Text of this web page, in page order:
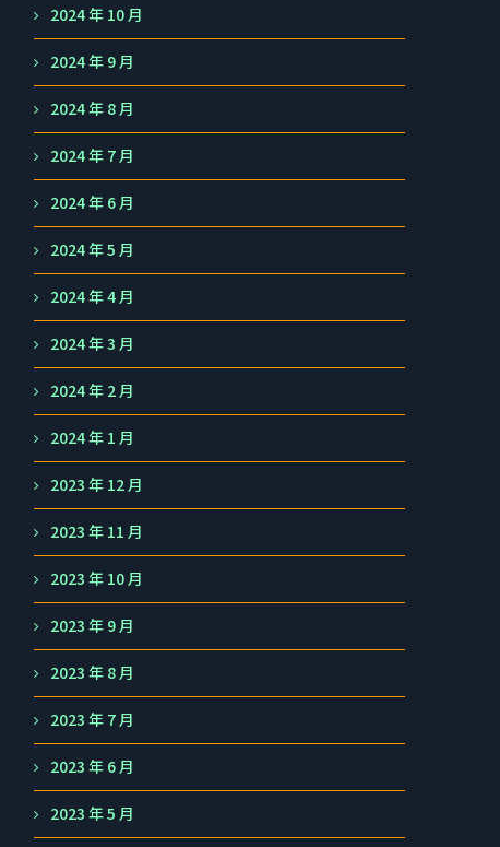
2024 年 10 月
2024 年 9 月
2024 年 8 月
2024 年 7 月
2024 年 6 月
2024 年 5 月
2024 年 4 月
2024 年 3 月
2024 年 2 月
2024 年 1 月
2023 年 12 月
2023 年 11 月
2023 年 10 月
2023 年 9 月
2023 年 8 月
2023 年 7 月
2023 年 6 月
2023 年 5 月